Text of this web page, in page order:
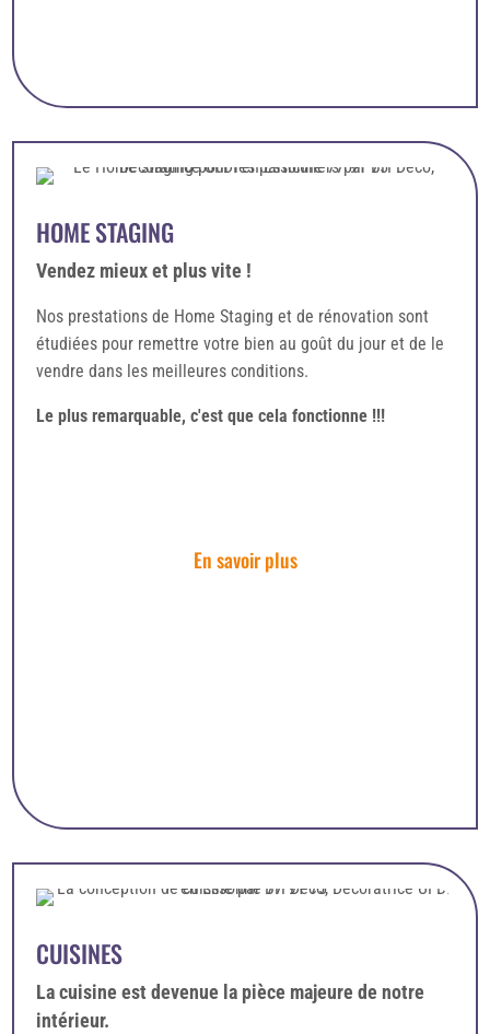
HOME STAGING
Vendez mieux et plus vite !
Nos prestations de Home Staging et de rénovation sont
étudiées pour remettre votre bien au goût du jour et de le
vendre dans les meilleures conditions.
Le plus remarquable, c'est que cela fonctionne !!!
En savoir plus
CUISINES
La cuisine est devenue la pièce majeure de notre
intérieur.